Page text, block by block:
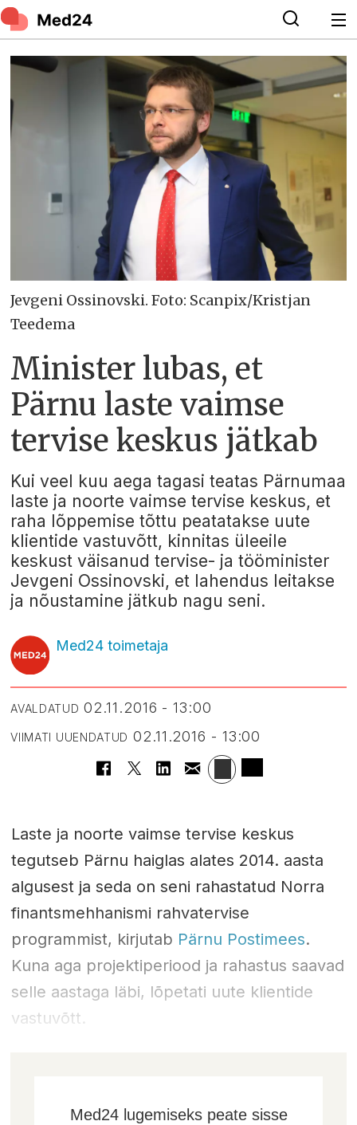
Jevgeni Ossinovski. Foto: Scanpix/Kristjan
Teedema
Minister lubas, et
Pärnu laste vaimse
tervise keskus jätkab
Kui veel kuu aega tagasi teatas Pärnumaa
laste ja noorte vaimse tervise keskus, et
raha lõppemise tõttu peatatakse uute
klientide vastuvõtt, kinnitas üleeile
keskust väisanud tervise- ja tööminister
Jevgeni Ossinovski, et lahendus leitakse
ja nõustamine jätkub nagu seni.
Med24 toimetaja
AVALDATUD 02.11.2016 - 13:00
VIIMATI UUENDATUD 02.11.2016 - 13:00
Laste ja noorte vaimse tervise keskus
tegutseb Pärnu haiglas alates 2014. aasta
algusest ja seda on seni rahastatud Norra
finantsmehhanismi rahvatervise
programmist, kirjutab Pärnu Postimees.
Kuna aga projektiperiood ja rahastus saavad
selle aastaga läbi, lõpetati uute klientide
vastuvõtt.
Med24 lugemiseks peate sisse